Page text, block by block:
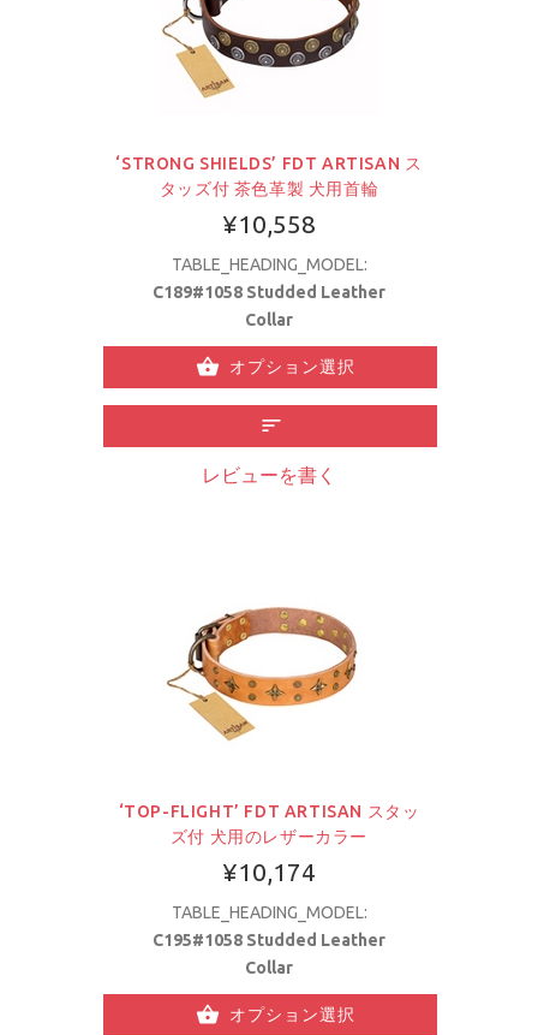
‘STRONG SHIELDS’ FDT ARTISAN ス
タッズ付 茶色革製 犬用首輪
¥10,558
TABLE_HEADING_MODEL:
C189#1058 Studded Leather
Collar
オプション選択
レビューを書く
‘TOP-FLIGHT’ FDT ARTISAN スタッ
ズ付 犬用のレザーカラー
¥10,174
TABLE_HEADING_MODEL:
C195#1058 Studded Leather
Collar
オプション選択